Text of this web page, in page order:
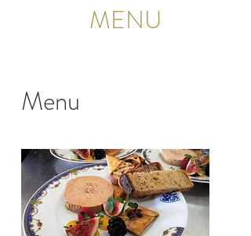
MENU
Menu